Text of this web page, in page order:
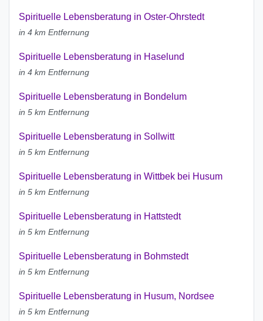
Spirituelle Lebensberatung in Oster-Ohrstedt
in 4 km Entfernung
Spirituelle Lebensberatung in Haselund
in 4 km Entfernung
Spirituelle Lebensberatung in Bondelum
in 5 km Entfernung
Spirituelle Lebensberatung in Sollwitt
in 5 km Entfernung
Spirituelle Lebensberatung in Wittbek bei Husum
in 5 km Entfernung
Spirituelle Lebensberatung in Hattstedt
in 5 km Entfernung
Spirituelle Lebensberatung in Bohmstedt
in 5 km Entfernung
Spirituelle Lebensberatung in Husum, Nordsee
in 5 km Entfernung